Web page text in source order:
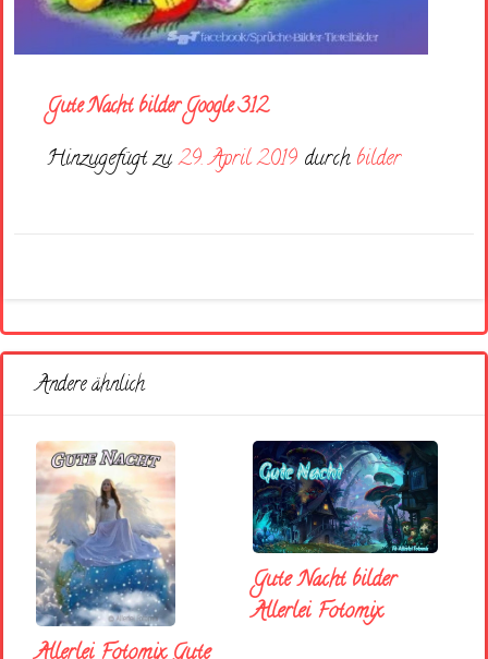
Gute Nacht bilder Google 312
Hinzugefügt zu29. April 2019 durch bilder
Andere ähnlich
Gute Nacht bilder
Allerlei Fotomix